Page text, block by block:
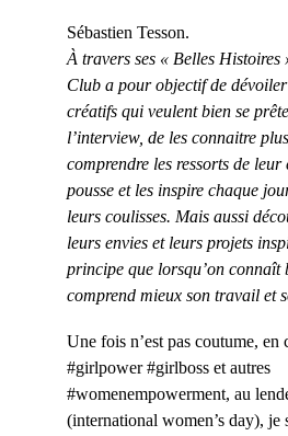
Sébastien Tesson.
À travers ses « Belles Histoires
Club a pour objectif de
créatifs qui veulent bien se
l’interview, de les connaitre
comprendre les ressorts de
pousse et les inspire chaque
leurs coulisses. Mais aussi
leurs envies et leurs projets
principe que lorsqu’on connaît
comprend mieux son travail et
Une fois n’est pas coutume, en
#girlpower #girlboss et autres
#womenempowerment, au
(international women’s day), je